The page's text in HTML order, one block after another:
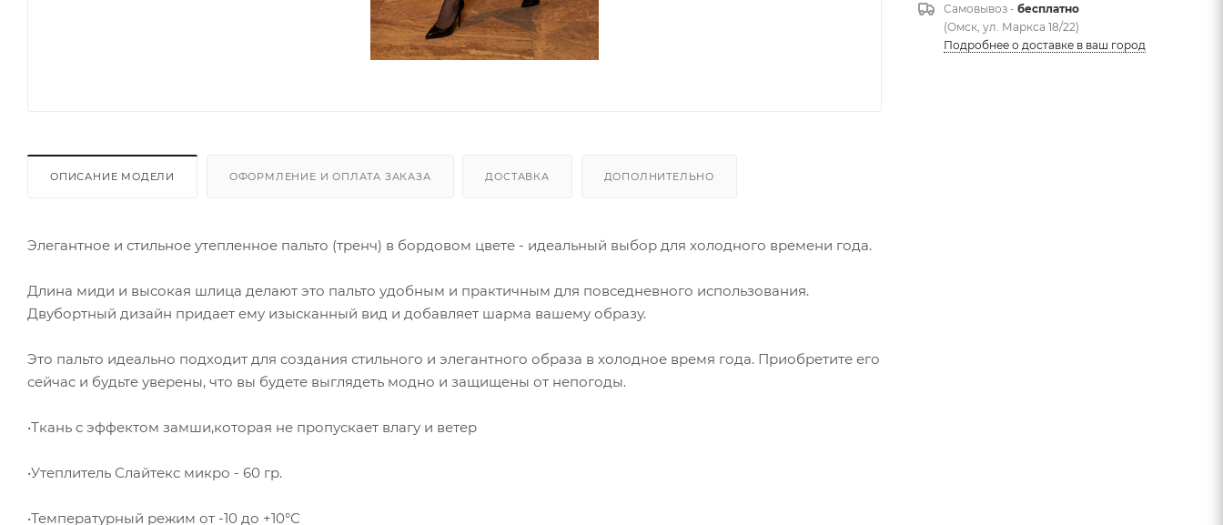
ОПИСАНИЕ МОДЕЛИ ОФОРМЛЕНИЕ И ОПЛАТА ЗАКАЗА ДОСТАВКА ДОПОЛНИТЕЛЬНО
Элегантное и стильное утепленное пальто (тренч) в бордовом цвете - идеальный выбор для холодного времени года.
Длина миди и высокая шлица делают это пальто удобным и практичным для повседневного использования.
Двубортный дизайн придает ему изысканный вид и добавляет шарма вашему образу.
Это пальто идеально подходит для создания стильного и элегантного образа в холодное время года. Приобретите его
сейчас и будьте уверены, что вы будете выглядеть модно и защищены от непогоды.
•Ткань с эффектом замши,которая не пропускает влагу и ветер
•Утеплитель Слайтекс микро - 60 гр.
•Температурный режим от -10 до +10°С
Самовывоз - бесплатно
(Омск, ул. Маркса 18/22)
Подробнее о доставке в ваш город